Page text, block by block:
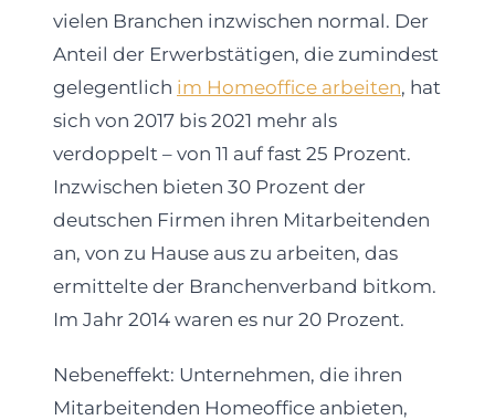
vielen Branchen inzwischen normal. Der
Anteil der Erwerbstätigen, die zumindest
gelegentlich im Homeoffice arbeiten, hat
sich von 2017 bis 2021 mehr als
verdoppelt – von 11 auf fast 25 Prozent.
Inzwischen bieten 30 Prozent der
deutschen Firmen ihren Mitarbeitenden
an, von zu Hause aus zu arbeiten, das
ermittelte der Branchenverband bitkom.
Im Jahr 2014 waren es nur 20 Prozent.
Nebeneffekt: Unternehmen, die ihren
Mitarbeitenden Homeoffice anbieten,